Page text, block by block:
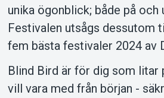
unika ögonblick; både på och
Festivalen utsågs dessutom
fem bästa festivaler 2024 av
Blind Bird är för dig som litar
vill vara med från början -